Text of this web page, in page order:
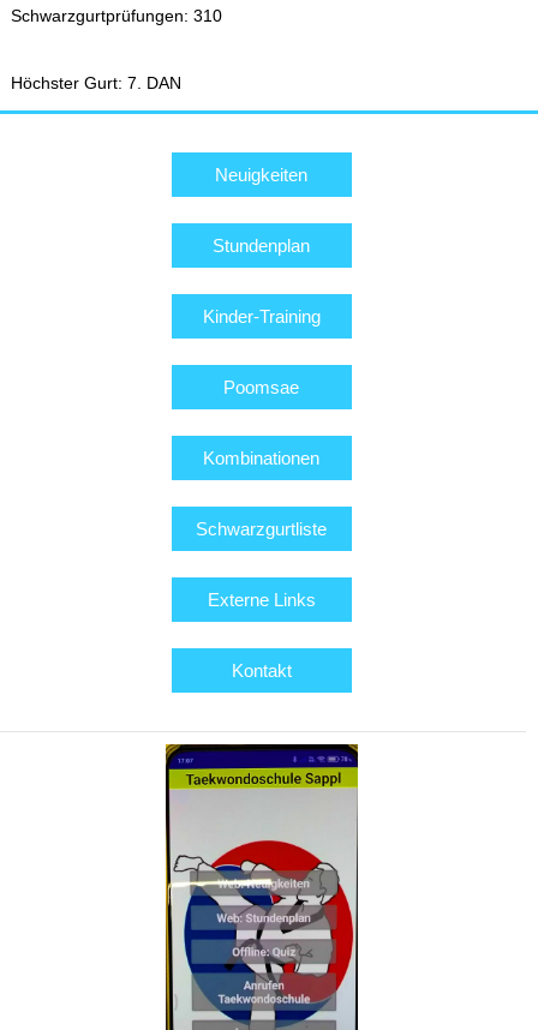
Schwarzgurtprüfungen: 310
Höchster Gurt: 7. DAN
Neuigkeiten
Stundenplan
Kinder-Training
Poomsae
Kombinationen
Schwarzgurtliste
Externe Links
Kontakt